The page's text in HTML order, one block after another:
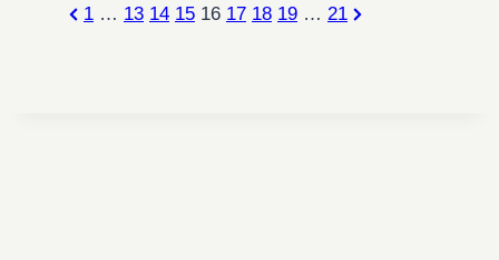
Indlægsinddeling
Previous
1 … 13 14 15 16 17 18 19 … 21 Next